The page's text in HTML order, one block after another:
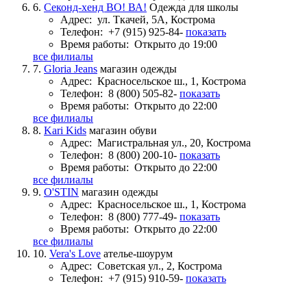
6. Секонд-хенд ВО! ВА! Одежда для школы
Адрес: ул. Ткачей, 5А, Кострома
Телефон: +7 (915) 925-84- показать
Время работы: Открыто до 19:00
все филиалы
7. Gloria Jeans магазин одежды
Адрес: Красносельское ш., 1, Кострома
Телефон: 8 (800) 505-82- показать
Время работы: Открыто до 22:00
все филиалы
8. Kari Kids магазин обуви
Адрес: Магистральная ул., 20, Кострома
Телефон: 8 (800) 200-10- показать
Время работы: Открыто до 22:00
все филиалы
9. O'STIN магазин одежды
Адрес: Красносельское ш., 1, Кострома
Телефон: 8 (800) 777-49- показать
Время работы: Открыто до 22:00
все филиалы
10. Vera's Love ателье-шоурум
Адрес: Советская ул., 2, Кострома
Телефон: +7 (915) 910-59- показать